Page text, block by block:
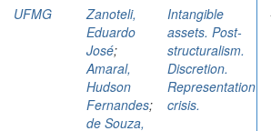
UFMG
Zanoteli,
Eduardo
José;
Amaral,
Hudson
Fernandes;
de Souza,
Intangible
assets. Post-
structuralism.
Discretion.
Representation
crisis.